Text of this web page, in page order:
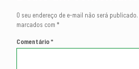
O seu endereço de e-mail não será publicado.
marcados com *
Comentário*